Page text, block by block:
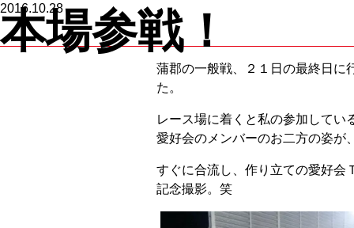
2016.10.28
本場参戦！
蒲郡の一般戦、２１日の最終日に
た。
レース場に着くと私の参加してい
愛好会のメンバーのお二方の姿が
すぐに合流し、作り立ての愛好会
記念撮影。笑